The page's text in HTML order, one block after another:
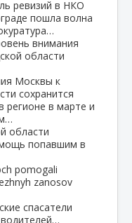
пошла волна
внимания
области
регионе в марте и
области
попавшим в
спасатели